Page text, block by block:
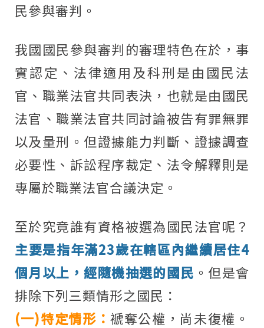
民參與審判。
我國國民參與審判的審理特色在於，事
實認定、法律適用及科刑是由國民法
官、職業法官共同表決，也就是由國民
法官、職業法官共同討論被告有罪無罪
以及量刑。但證據能力判斷、證據調查
必要性、訴訟程序裁定、法令解釋則是
專屬於職業法官合議決定。
至於究竟誰有資格被選為國民法官呢？
主要是指年滿23歲在轄區內繼續居住4
個月以上，經隨機抽選的國民 。但是會
排除下列三類情形之國民：
(一)特定情形：褫奪公權，尚未復權。